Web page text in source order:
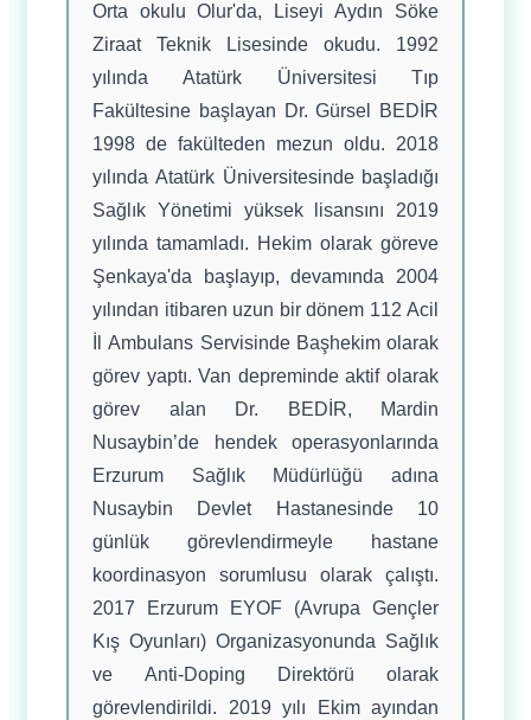
Orta okulu Olur'da, Liseyi Aydın Söke
Ziraat Teknik Lisesinde okudu. 1992
yılında Atatürk Üniversitesi Tıp
Fakültesine başlayan Dr. Gürsel BEDİR
1998 de fakülteden mezun oldu. 2018
yılında Atatürk Üniversitesinde başladığı
Sağlık Yönetimi yüksek lisansını 2019
yılında tamamladı. Hekim olarak göreve
Şenkaya'da başlayıp, devamında 2004
yılından itibaren uzun bir dönem 112 Acil
İl Ambulans Servisinde Başhekim olarak
görev yaptı. Van depreminde aktif olarak
görev alan Dr. BEDİR, Mardin
Nusaybin’de hendek operasyonlarında
Erzurum Sağlık Müdürlüğü adına
Nusaybin Devlet Hastanesinde 10
günlük görevlendirmeyle hastane
koordinasyon sorumlusu olarak çalıştı.
2017 Erzurum EYOF (Avrupa Gençler
Kış Oyunları) Organizasyonunda Sağlık
ve Anti-Doping Direktörü olarak
görevlendirildi. 2019 yılı Ekim ayından